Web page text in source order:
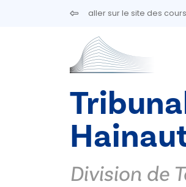
Aller au contenu principalaller sur le site des
Division de